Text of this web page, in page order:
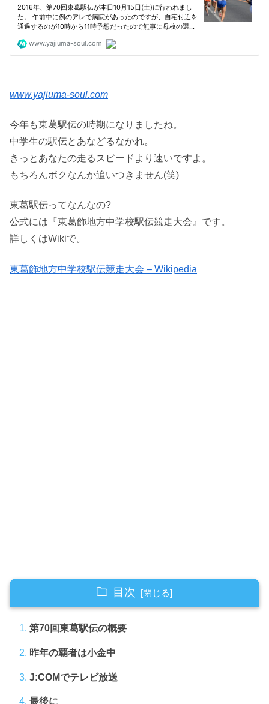
www.yajiuma-soul.com
今年も東葛駅伝の時期になりましたね。
中学生の駅伝とあなどるなかれ。
きっとあなたの走るスピードより速いですよ。
もちろんボクなんか追いつきません(笑)
東葛駅伝ってなんなの?
公式には『東葛飾地方中学校駅伝競走大会』です。
詳しくはWikiで。
東葛飾地方中学校駅伝競走大会 – Wikipedia
目次
第70回東葛駅伝の概要
昨年の覇者は小金中
J:COMでテレビ放送
最後に